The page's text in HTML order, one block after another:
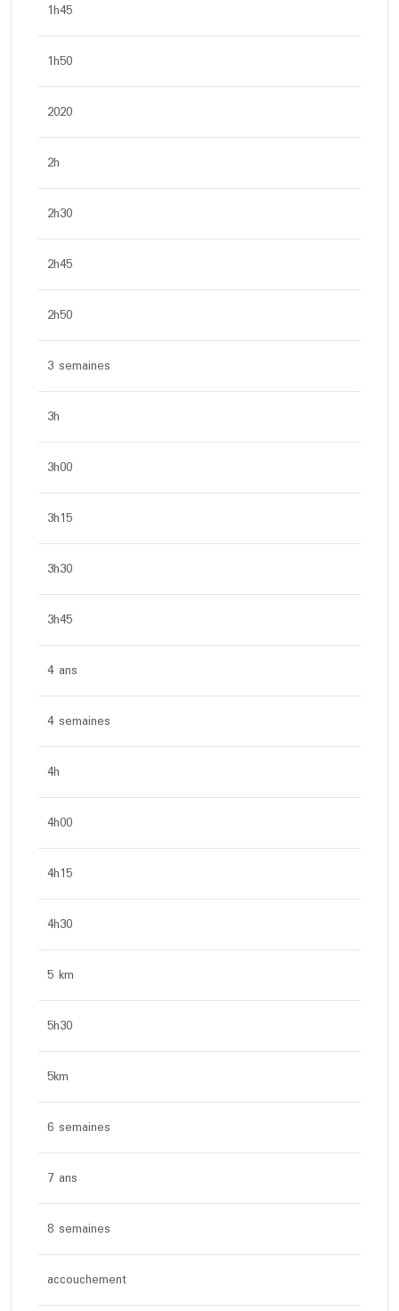
1h45
1h50
2020
2h
2h30
2h45
2h50
3 semaines
3h
3h00
3h15
3h30
3h45
4 ans
4 semaines
4h
4h00
4h15
4h30
5 km
5h30
5km
6 semaines
7 ans
8 semaines
accouchement